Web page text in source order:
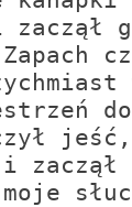
zaczął
zaczął